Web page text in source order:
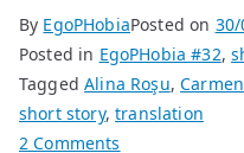
By EgoPHobiaPosted on 30/
Posted in EgoPHobia #32,
TaggedAlina Roşu,
short story,translation
2 Comments